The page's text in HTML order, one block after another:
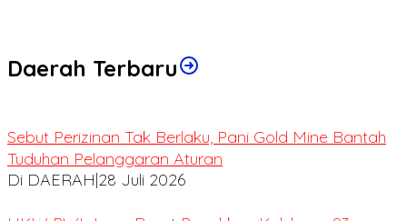
Daerah Terbaru
Sebut Perizinan Tak Berlaku, Pani Gold Mine Bantah
Tuduhan Pelanggaran Aturan
Di DAERAH|28 Juli 2026